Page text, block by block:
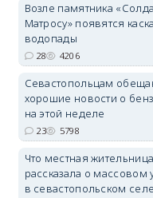
Возле памятника
Матросу» появятся
водопады
28 4206
Севастопольцам
хорошие новости о
на этой неделе
23 5798
Что местная жительница
рассказала о массовом
в севастопольском селе